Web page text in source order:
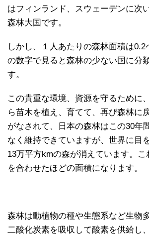
はフィンランド、スウェーデンに次
森林大国です。
しかし、１人あたりの森林面積は0.2
の数字で見ると森林の少ない国に分
す。
この貴重な環境、資源を守るために
ら苗木を植え、育てて、再び森林に
がなされて、日本の森林はこの30年
なく維持できていますが、世界に目
13万平方kmの森が消えています。こ
を合わせたほどの面積になります。
森林は動植物の種や生態系など生物
二酸化炭素を吸収して酸素を供給し